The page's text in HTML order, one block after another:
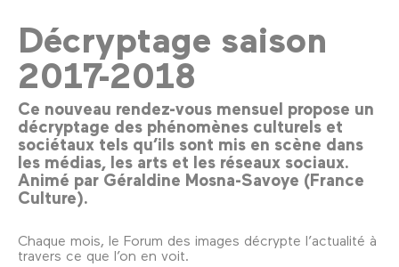
Décryptage saison
2017-2018
Ce nouveau rendez-vous mensuel propose un
décryptage des phénomènes culturels et
sociétaux tels qu’ils sont mis en scène dans
les médias, les arts et les réseaux sociaux.
Animé par Géraldine Mosna-Savoye (France
Culture).
Chaque mois, le Forum des images décrypte l’actualité à
travers ce que l’on en voit.